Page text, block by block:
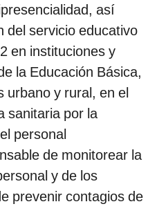
así
del servicio educativo
en instituciones y
la Educación Básica,
urbano y rural, en el
sanitaria por la
personal
de monitorear la
y de los
prevenir contagios de